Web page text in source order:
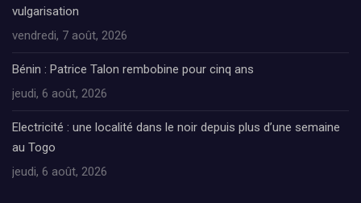
vulgarisation
vendredi, 7 août, 2026
Bénin : Patrice Talon rembobine pour cinq ans
jeudi, 6 août, 2026
Electricité : une localité dans le noir depuis plus d’une semaine
au Togo
jeudi, 6 août, 2026